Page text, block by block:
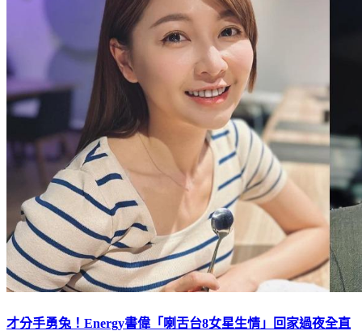
才分手勇兔！Energy書偉「喇舌台8女星生情」回家過夜全直